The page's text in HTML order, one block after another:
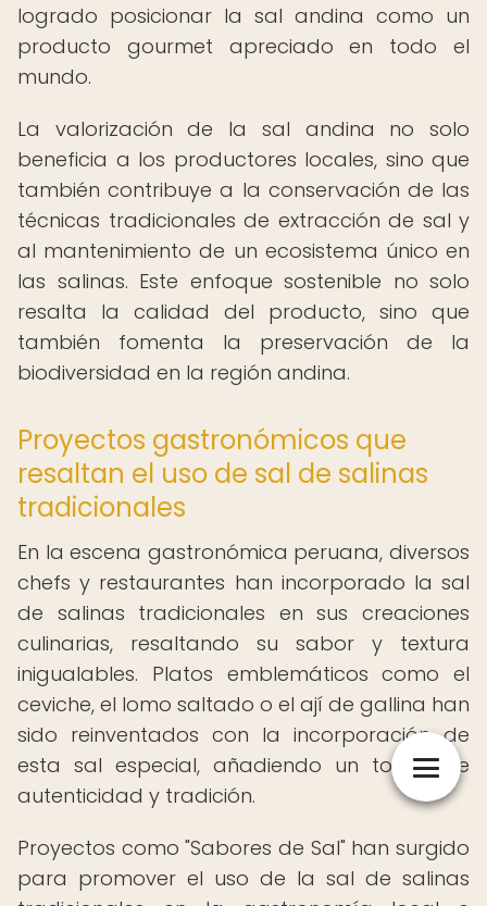
logrado posicionar la sal andina como un
producto gourmet apreciado en todo el
mundo.
La valorización de la sal andina no solo
beneficia a los productores locales, sino que
también contribuye a la conservación de las
técnicas tradicionales de extracción de sal y
al mantenimiento de un ecosistema único en
las salinas. Este enfoque sostenible no solo
resalta la calidad del producto, sino que
también fomenta la preservación de la
biodiversidad en la región andina.
Proyectos gastronómicos que
resaltan el uso de sal de salinas
tradicionales
En la escena gastronómica peruana, diversos
chefs y restaurantes han incorporado la sal
de salinas tradicionales en sus creaciones
culinarias, resaltando su sabor y textura
inigualables. Platos emblemáticos como el
ceviche, el lomo saltado o el ají de gallina han
sido reinventados con la incorporación de
esta sal especial, añadiendo un toque de
autenticidad y tradición.
Proyectos como "Sabores de Sal" han surgido
para promover el uso de la sal de salinas